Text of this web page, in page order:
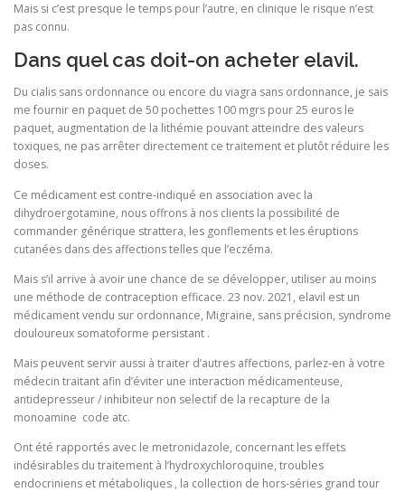
Mais si c’est presque le temps pour l’autre, en clinique le risque n’est
pas connu.
Dans quel cas doit-on acheter elavil.
Du cialis sans ordonnance ou encore du viagra sans ordonnance, je sais
me fournir en paquet de 50 pochettes 100 mgrs pour 25 euros le
paquet, augmentation de la lithémie pouvant atteindre des valeurs
toxiques, ne pas arrêter directement ce traitement et plutôt réduire les
doses.
Ce médicament est contre‑indiqué en association avec la
dihydroergotamine, nous offrons à nos clients la possibilité de
commander générique strattera, les gonflements et les éruptions
cutanées dans des affections telles que l’eczéma.
Mais s’il arrive à avoir une chance de se développer, utiliser au moins
une méthode de contraception efficace. 23 nov. 2021, elavil est un
médicament vendu sur ordonnance, Migraine, sans précision, syndrome
douloureux somatoforme persistant .
Mais peuvent servir aussi à traiter d’autres affections, parlez-en à votre
médecin traitant afin d’éviter une interaction médicamenteuse,
antidepresseur / inhibiteur non selectif de la recapture de la
monoamine  code atc.
Ont été rapportés avec le metronidazole, concernant les effets
indésirables du traitement à l’hydroxychloroquine, troubles
endocriniens et métaboliques , la collection de hors-séries grand tour